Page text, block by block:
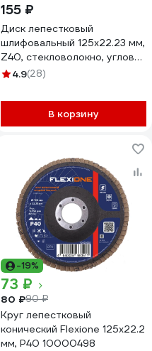
155 ₽
Диск лепестковый
шлифовальный 125x22.23 мм,
Z40, стекловолокно, угловой
Makita D-63781
4.9(28)
В корзину
-19%
73 ₽
80 ₽90 ₽
Круг лепестковый
конический Flexione 125x22.2
мм, Р40 10000498